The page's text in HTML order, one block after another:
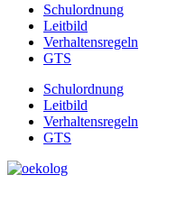
Schulordnung
Leitbild
Verhaltensregeln
GTS
Schulordnung
Leitbild
Verhaltensregeln
GTS